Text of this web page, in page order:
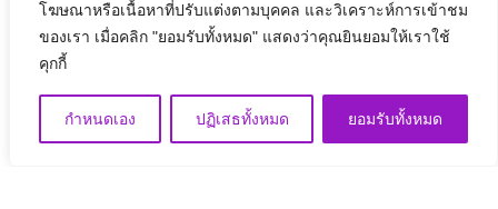
โฆษณาหรือเนื้อหาที่ปรับแต่งตามบุคคล และวิเคราะห์การเข้าชม
ของเรา เมื่อคลิก "ยอมรับทั้งหมด" แสดงว่าคุณยินยอมให้เราใช้
คุกกี้
กำหนดเอง ปฏิเสธทั้งหมด ยอมรับทั้งหมด
แผนงานและงบประมาณ